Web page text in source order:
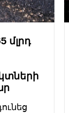
մլրդ